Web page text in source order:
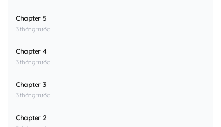
Chapter 5
3 tháng trước
Chapter 4
3 tháng trước
Chapter 3
3 tháng trước
Chapter 2